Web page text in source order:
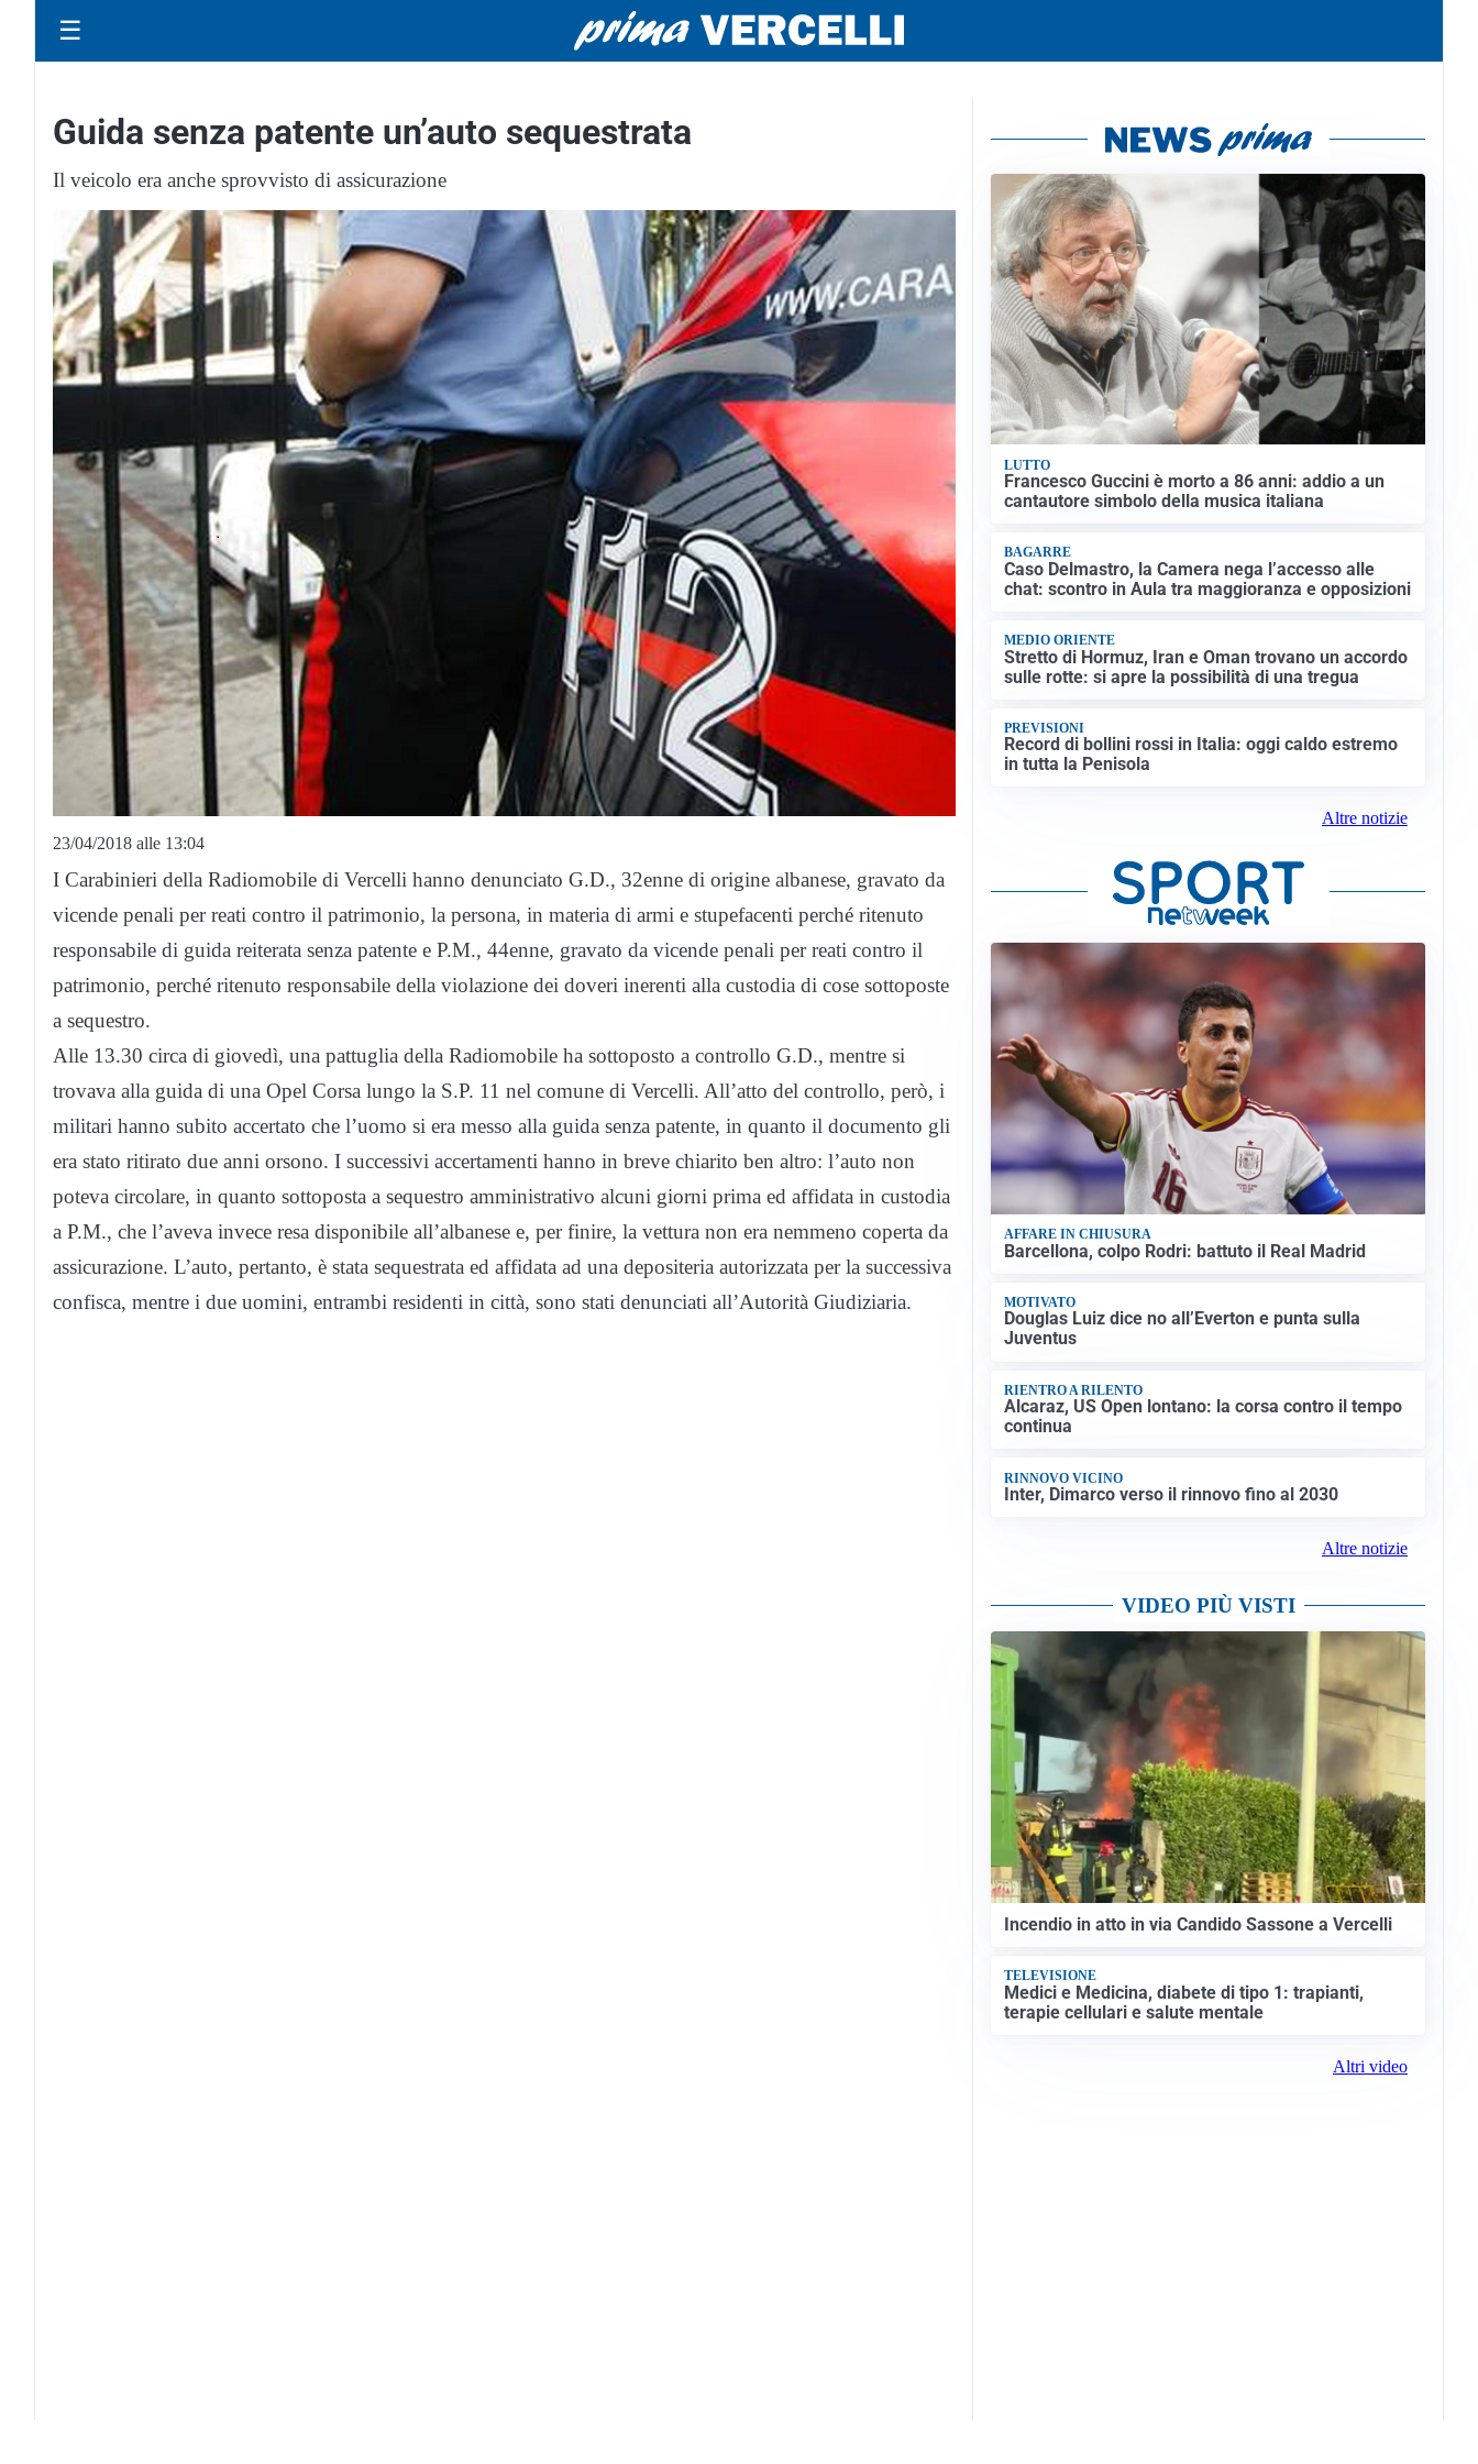
☰
Guida senza patente un’auto sequestrata
Il veicolo era anche sprovvisto di assicurazione
23/04/2018 alle 13:04
I Carabinieri della Radiomobile di Vercelli hanno denunciato G.D., 32enne di origine albanese, gravato da
vicende penali per reati contro il patrimonio, la persona, in materia di armi e stupefacenti perché ritenuto
responsabile di guida reiterata senza patente e P.M., 44enne, gravato da vicende penali per reati contro il
patrimonio, perché ritenuto responsabile della violazione dei doveri inerenti alla custodia di cose sottoposte
a sequestro.
Alle 13.30 circa di giovedì, una pattuglia della Radiomobile ha sottoposto a controllo G.D., mentre si
trovava alla guida di una Opel Corsa lungo la S.P. 11 nel comune di Vercelli. All’atto del controllo, però, i
militari hanno subito accertato che l’uomo si era messo alla guida senza patente, in quanto il documento gli
era stato ritirato due anni orsono. I successivi accertamenti hanno in breve chiarito ben altro: l’auto non
poteva circolare, in quanto sottoposta a sequestro amministrativo alcuni giorni prima ed affidata in custodia
a P.M., che l’aveva invece resa disponibile all’albanese e, per finire, la vettura non era nemmeno coperta da
assicurazione. L’auto, pertanto, è stata sequestrata ed affidata ad una depositeria autorizzata per la successiva
confisca, mentre i due uomini, entrambi residenti in città, sono stati denunciati all’Autorità Giudiziaria.
LUTTO
Francesco Guccini è morto a 86 anni: addio a un
cantautore simbolo della musica italiana
BAGARRE
Caso Delmastro, la Camera nega l’accesso alle
chat: scontro in Aula tra maggioranza e opposizioni
MEDIO ORIENTE
Stretto di Hormuz, Iran e Oman trovano un accordo
sulle rotte: si apre la possibilità di una tregua
PREVISIONI
Record di bollini rossi in Italia: oggi caldo estremo
in tutta la Penisola
Altre notizie
AFFARE IN CHIUSURA
Barcellona, colpo Rodri: battuto il Real Madrid
MOTIVATO
Douglas Luiz dice no all’Everton e punta sulla
Juventus
RIENTRO A RILENTO
Alcaraz, US Open lontano: la corsa contro il tempo
continua
RINNOVO VICINO
Inter, Dimarco verso il rinnovo fino al 2030
Altre notizie
VIDEO PIÙ VISTI
Incendio in atto in via Candido Sassone a Vercelli
TELEVISIONE
Medici e Medicina, diabete di tipo 1: trapianti,
terapie cellulari e salute mentale
Altri video